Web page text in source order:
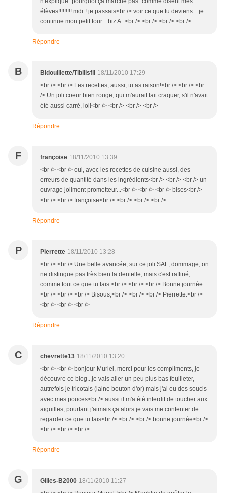
élèves!!!!!!!!! mdr ! je passais<br /> voir ce que tu deviens... je
continue mon petit tour... biz A+<br /> <br /> <br /> <br />
Répondre
B Bidouillette/Tibilisfil 18/11/2010 17:29
<br /> <br /> Les recettes, aussi, tu as raison!<br /> <br /> <br
/> Un joli coeur bien rouge, qui m'aurait fait craquer, s'il n'avait
été aussi carré, lol!<br /> <br /> <br /> <br />
Répondre
F françoise 18/11/2010 13:39
<br /> <br /> oui, avec les recettes de cuisine aussi, des
erreurs de quantité dans les ingrédients<br /> <br /> <br /> un
ouvrage joliment prometteur...<br /> <br /> <br /> bises<br />
<br /> <br /> françoise<br /> <br /> <br /> <br />
Répondre
P Pierrette 18/11/2010 13:28
<br /> <br /> Une belle avancée, sur ce joli SAL, dommage, on
ne distingue pas très bien la dentelle, mais c'est raffiné,
comme tout ce que tu fais.<br /> <br /> <br /> Bonne journée.
<br /> <br /> <br /> Bisous;<br /> <br /> <br /> Pierrette.<br />
<br /> <br /> <br />
Répondre
C chevrette13 18/11/2010 13:20
<br /> <br /> bonjour Muriel, merci pour les compliments, je
découvre ce blog...je vais aller un peu plus bas feuilleter,
autrefois je tricotais (laine bouton d'or) mais j'ai eu des soucis
avec mes pouces<br /> aussi il m'a été interdit de toucher aux
aiguilles, pourtant j'aimais ça alors je vais me contenter de
regarder ce que tu fais<br /> <br /> <br /> bonne journée<br />
<br /> <br /> <br />
Répondre
G Gilles-B2000 18/11/2010 11:27